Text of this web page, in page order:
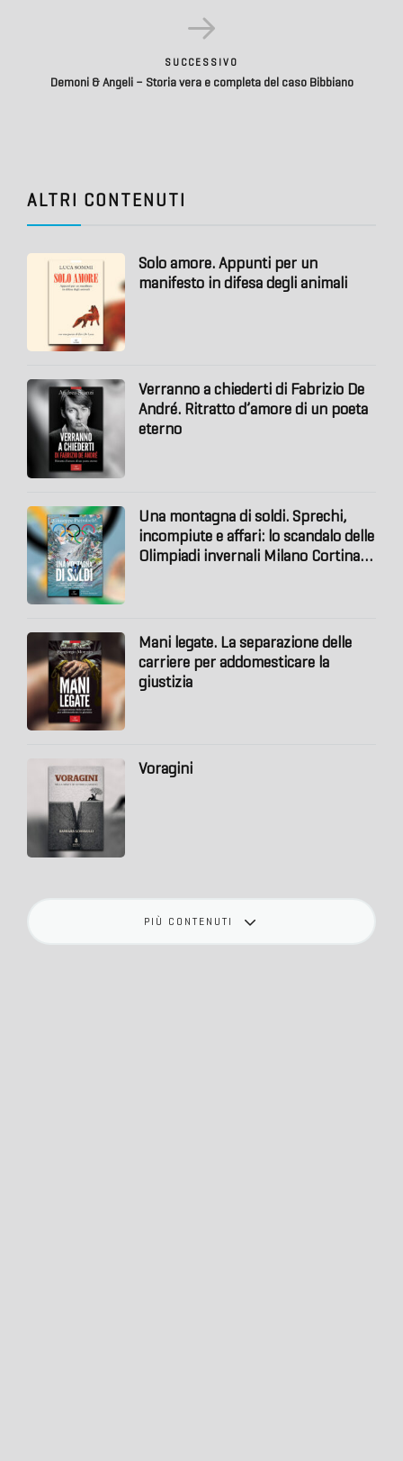
SUCCESSIVO
Demoni & Angeli – Storia vera e completa del caso Bibbiano
ALTRI CONTENUTI
Solo amore. Appunti per un
manifesto in difesa degli animali
Verranno a chiederti di Fabrizio De
André. Ritratto d’amore di un poeta
eterno
Una montagna di soldi. Sprechi,
incompiute e affari: lo scandalo delle
Olimpiadi invernali Milano Cortina
Mani legate. La separazione delle
carriere per addomesticare la
giustizia
Voragini
PIÙ CONTENUTI